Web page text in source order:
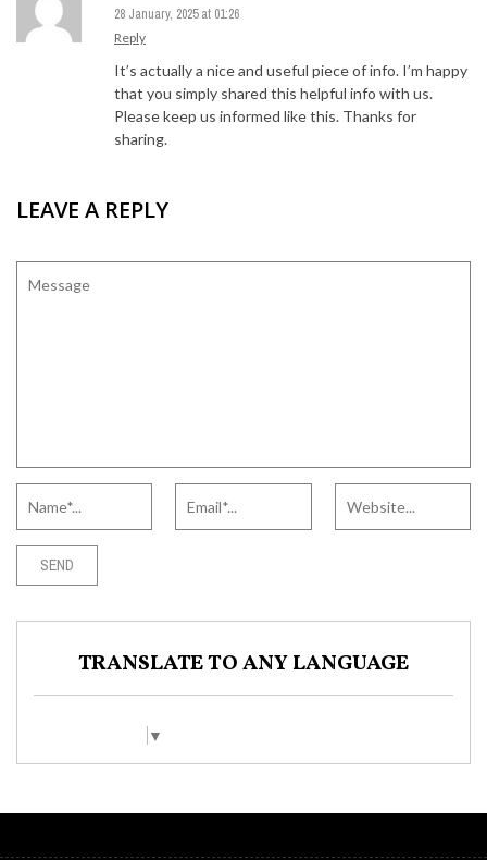
28 January, 2025 at 01:26
Reply
It’s actually a nice and useful piece of info. I’m happy
that you simply shared this helpful info with us.
Please keep us informed like this. Thanks for
sharing.
LEAVE A REPLY
TRANSLATE TO ANY LANGUAGE
▼